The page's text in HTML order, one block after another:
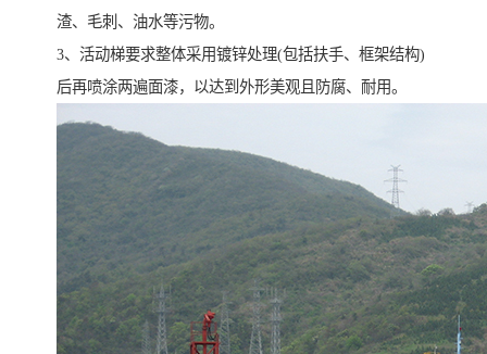
渣、毛刺、油水等污物。
3、活动梯要求整体采用镀锌处理(包括扶手、框架结构)
后再喷涂两遍面漆，以达到外形美观且防腐、耐用。